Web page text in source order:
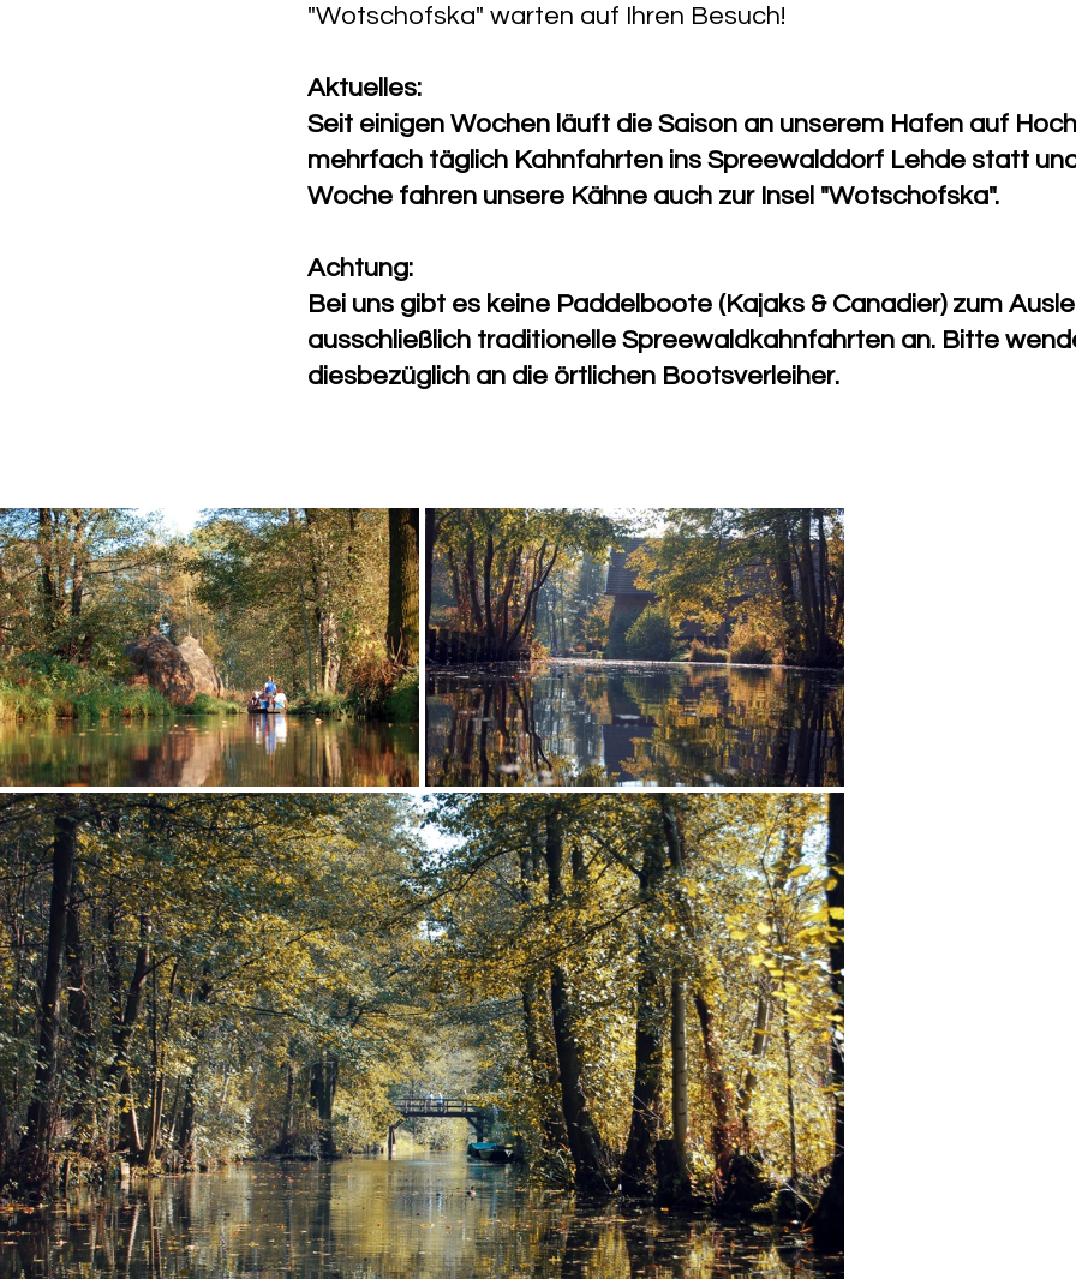
"Wotschofska" warten auf Ihren Besuch!
Aktuelles:
Seit einigen Wochen läuft die Saison an unserem Hafen auf
mehrfach täglich Kahnfahrten ins Spreewalddorf Lehde statt
Woche fahren unsere Kähne auch zur Insel "Wotschofska".
Achtung:
Bei uns gibt es keine Paddelboote (Kajaks & Canadier) zum
ausschließlich traditionelle Spreewaldkahnfahrten an. Bitte
diesbezüglich an die örtlichen Bootsverleiher.